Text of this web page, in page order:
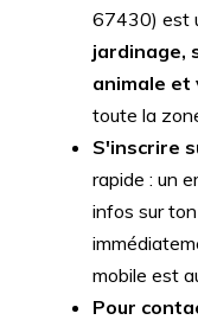
67430) est
jardinage,
animale
toute la
S'inscrire
rapide : un
infos sur
mobile est
Pour